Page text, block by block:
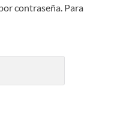
contraseña. Para